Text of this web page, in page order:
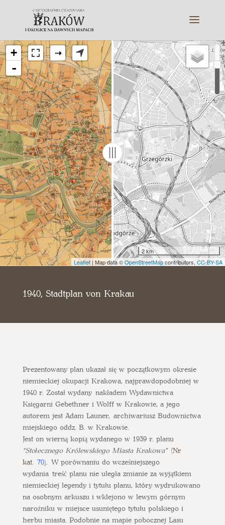
+
-
⇢
2 km
Leaflet | Map data ©OpenStreetMapcontributors, CC-BY-SA
1940, Stadtplan von Krakau
Prezentowany plan ukazał się w początkowym okresie
niemieckiej okupacji Krakowa, najprawdopodobniej w
1940 r. Został wydany nakładem Wydawnictwa
Księgarni Gebethner i Wolff w Krakowie, a jego
autorem jest Adam Launer, archiwariusz Budownictwa
miejskiego oddz. B. w Krakowie.
Jest on wierną kopią wydanego w 1939 r. planu
“Stołecznego Królewskiego Miasta Krakowa”(Nr
kat. 70). W porównaniu do wcześniejszego
wydania treść planu nie uległa zmianie za wyjątkiem
niemieckiej legendy i tytułu planu, który wydrukowano
na osobnym arkuszu i wklejono w lewym górnym
narożniku w miejsce usuniętego tytułu polskiego i
herbu miasta. Podobnie na mapie pobocznej Lasu